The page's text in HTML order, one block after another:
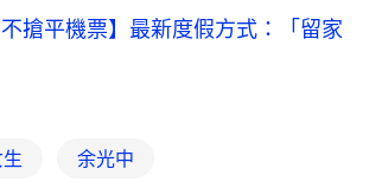
不搶平機票】最新度假方式：「留家
余光中